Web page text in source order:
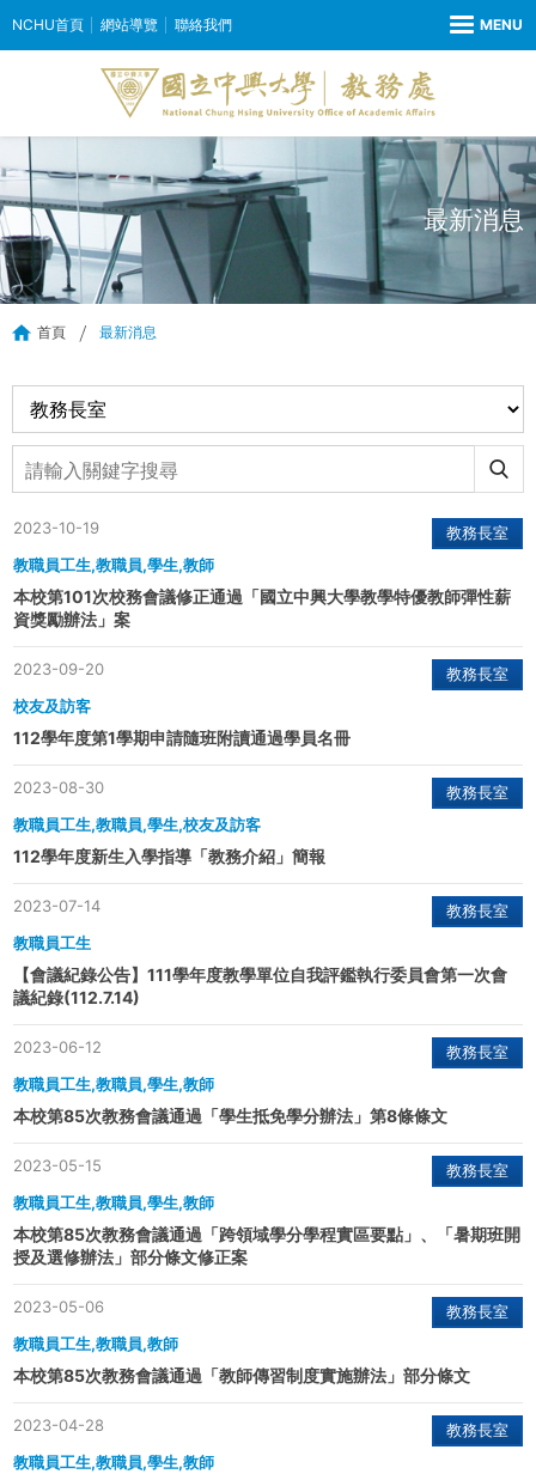
NCHU首頁 網站導覽 聯絡我們
最新消息
首頁 最新消息
教務長室
教職員工生,教職員,學生,教師
2023-10-19
本校第101次校務會議修正通過「國立中興大學教學特優教師彈性薪
資獎勵辦法」案
教務長室
校友及訪客
2023-09-20
112學年度第1學期申請隨班附讀通過學員名冊
教務長室
教職員工生,教職員,學生,校友及訪客
2023-08-30
112學年度新生入學指導「教務介紹」簡報
教務長室
教職員工生
2023-07-14
【會議紀錄公告】111學年度教學單位自我評鑑執行委員會第一次會
議紀錄(112.7.14)
教務長室
教職員工生,教職員,學生,教師
2023-06-12
本校第85次教務會議通過「學生抵免學分辦法」第8條條文
教務長室
教職員工生,教職員,學生,教師
2023-05-15
本校第85次教務會議通過「跨領域學分學程實區要點」、「暑期班開
授及選修辦法」部分條文修正案
教務長室
教職員工生,教職員,教師
2023-05-06
本校第85次教務會議通過「教師傳習制度實施辦法」部分條文
教務長室
教職員工生,教職員,學生,教師
2023-04-28